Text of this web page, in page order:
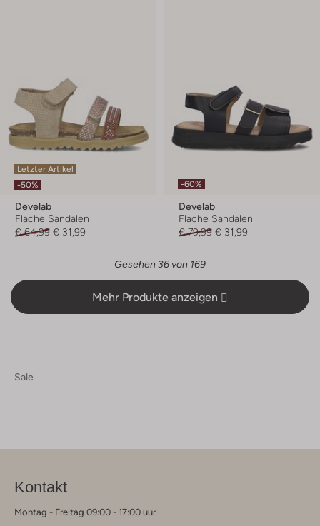
Letzter Artikel
-50%
Develab
Flache Sandalen
€ 64,99 € 31,99
-60%
Develab
Flache Sandalen
€ 79,99 € 31,99
Gesehen 36 von 169
Mehr Produkte anzeigen
Sale
Kontakt
Montag - Freitag 09:00 - 17:00 uur